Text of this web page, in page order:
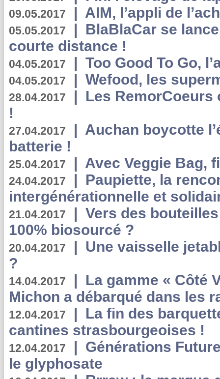
09.05.2017 | AIM, l’appli de
05.05.2017 | BlaBlaCar se
courte distance !
04.05.2017 | Too Good To Go,
04.05.2017 | Wefood, les
28.04.2017 | Les RemorCoeurs
!
27.04.2017 | Auchan boycotte
batterie !
25.04.2017 | Avec Veggie Bag,
24.04.2017 | Paupiette, la
intergénérationnelle et
21.04.2017 | Vers des
100% biosourcé ?
20.04.2017 | Une vaisselle
?
14.04.2017 | La gamme « Côté
Michon a débarqué dans les
12.04.2017 | La fin des
cantines strasbourgeoises !
12.04.2017 | Générations
le glyphosate